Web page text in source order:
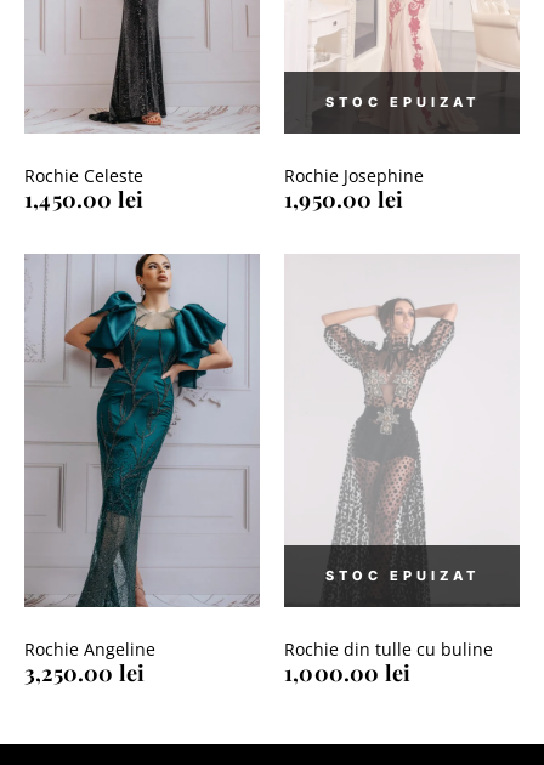
Rochie Celeste
1,450.00 lei
Rochie Josephine
1,950.00 lei
Rochie Angeline
3,250.00 lei
Rochie din tulle cu buline
1,000.00 lei